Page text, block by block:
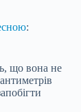
:
що вона не